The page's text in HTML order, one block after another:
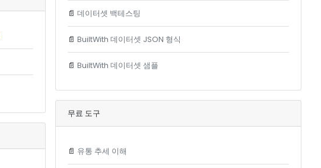
📄 데이터셋 백테스팅
📄 BuiltWith 데이터셋 JSON 형식
📄 BuiltWith 데이터셋 샘플
무료 도구
📄 유통 추세 이해